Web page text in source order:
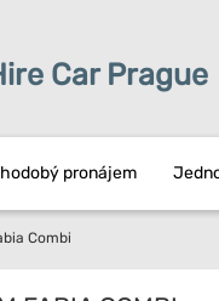
Car Prague
pronájem
Combi